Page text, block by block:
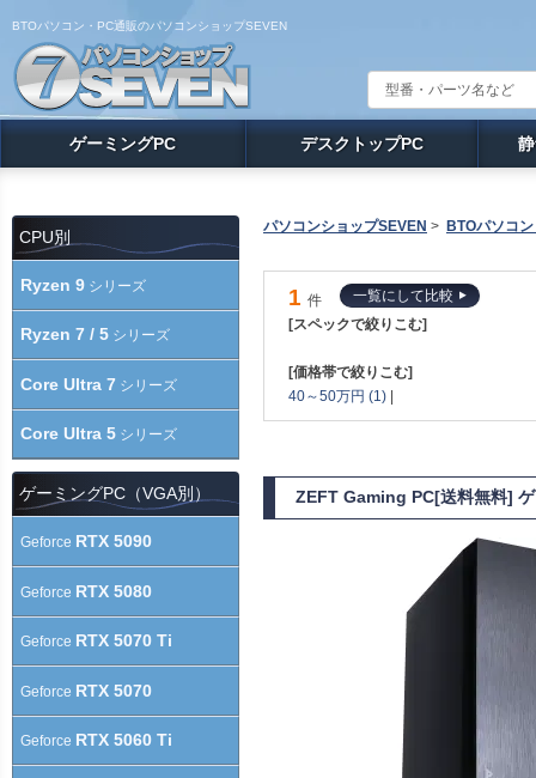
BTOパソコン・PC通販のパソコンショップSEVEN
ゲーミングPC デスクトップPC
パソコンショップSEVEN > BTOパソコ
1 件
一覧にして比較
[スペックで絞りこむ]
[価格帯で絞りこむ]
40～50万円 (1) |
ZEFT Gaming PC[送料無料]
CPU別
Ryzen 9 シリーズ
Ryzen 7 / 5 シリーズ
Core Ultra 7 シリーズ
Core Ultra 5 シリーズ
ゲーミングPC（VGA別）
Geforce RTX 5090
Geforce RTX 5080
Geforce RTX 5070 Ti
Geforce RTX 5070
Geforce RTX 5060 Ti